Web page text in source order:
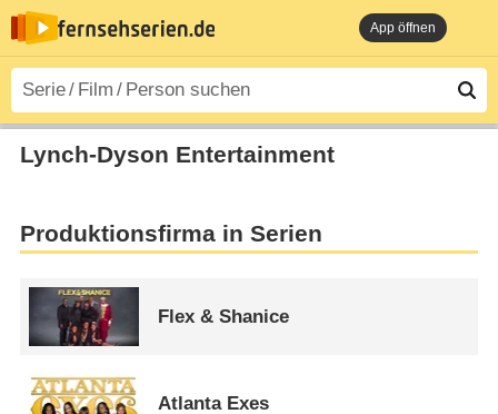
App öffnen
Lynch-Dyson Entertainment
Produktionsfirma in Serien
Flex & Shanice
Atlanta Exes